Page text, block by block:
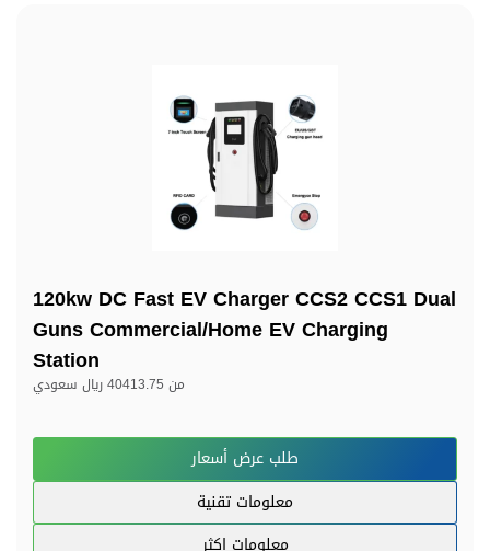
120kw DC Fast EV Charger CCS2 CCS1 Dual
Guns Commercial/Home EV Charging
Station
من 40413.75 ريال سعودي
طلب عرض أسعار
معلومات تقنية